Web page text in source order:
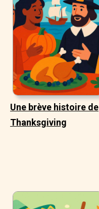
Une brève histoire de
Thanksgiving